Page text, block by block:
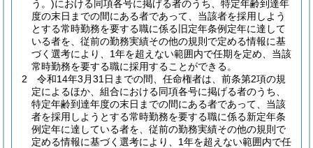
う。)における同項各号に掲げる者のうち、特定年齢到達年
度の末日までの間にある者であって、当該者を採用しよう
とする常時勤務を要する職に係る旧定年条例定年に達して
いる者を、従前の勤務実績その他の規則で定める情報に基
づく選考により、1年を超えない範囲内で任期を定め、当該
常時勤務を要する職に採用することができる。
2
令和14年3月31日までの間、任命権者は、前条第2項の規
定によるほか、組合における同項各号に掲げる者のうち、
特定年齢到達年度の末日までの間にある者であって、当該
者を採用しようとする常時勤務を要する職に係る新定年条
例定年に達している者を、従前の勤務実績その他の規則で
定める情報に基づく選考により、1年を超えない範囲内で任